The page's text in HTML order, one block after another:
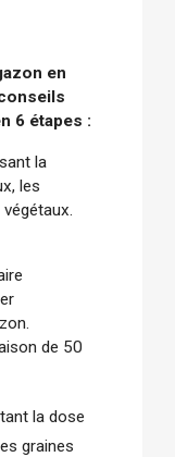
en
6 étapes :
la
les
de 50
la dose
graines